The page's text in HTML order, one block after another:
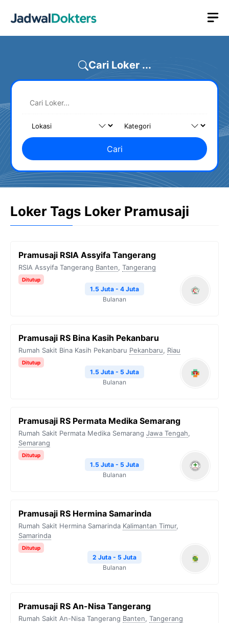
Cari Loker ...
Cari
Loker Tags Loker Pramusaji
Pramusaji RSIA Assyifa Tangerang
RSIA Assyifa Tangerang Banten, Tangerang
Ditutup
1.5 Juta - 4 Juta
Bulanan
Pramusaji RS Bina Kasih Pekanbaru
Rumah Sakit Bina Kasih Pekanbaru Pekanbaru, Riau
Ditutup
1.5 Juta - 5 Juta
Bulanan
Pramusaji RS Permata Medika Semarang
Rumah Sakit Permata Medika Semarang Jawa Tengah,
Semarang
Ditutup
1.5 Juta - 5 Juta
Bulanan
Pramusaji RS Hermina Samarinda
Rumah Sakit Hermina Samarinda Kalimantan Timur,
Samarinda
Ditutup
2 Juta - 5 Juta
Bulanan
Pramusaji RS An-Nisa Tangerang
Rumah Sakit An-Nisa Tangerang Banten, Tangerang